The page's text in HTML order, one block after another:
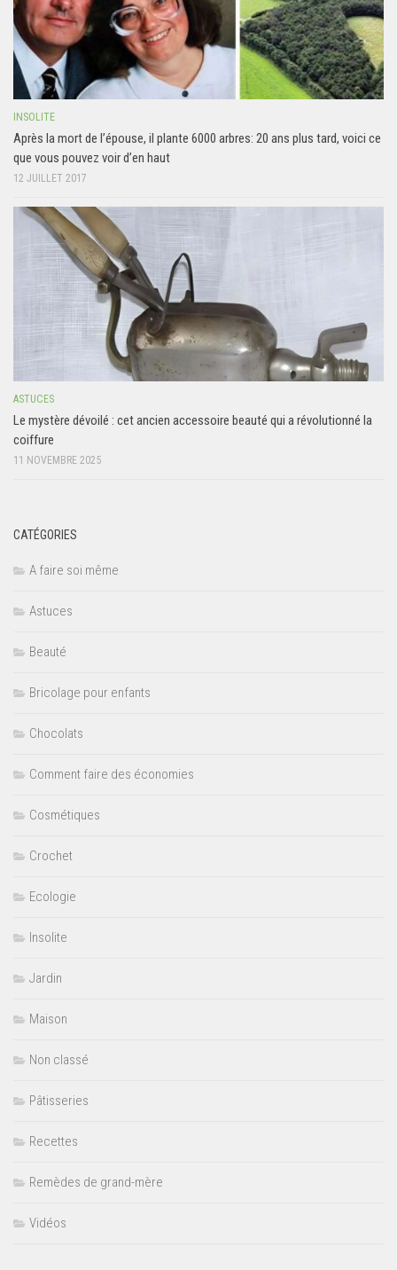
INSOLITE
Après la mort de l’épouse, il plante 6000 arbres: 20 ans plus tard, voici ce
que vous pouvez voir d’en haut
12 JUILLET 2017
ASTUCES
Le mystère dévoilé : cet ancien accessoire beauté qui a révolutionné la
coiffure
11 NOVEMBRE 2025
CATÉGORIES
A faire soi même
Astuces
Beauté
Bricolage pour enfants
Chocolats
Comment faire des économies
Cosmétiques
Crochet
Ecologie
Insolite
Jardin
Maison
Non classé
Pâtisseries
Recettes
Remèdes de grand-mère
Vidéos